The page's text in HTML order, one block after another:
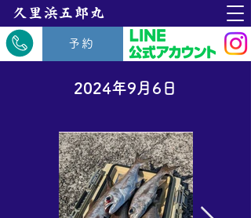
​久里浜五郎丸
予約
2024年9月6日